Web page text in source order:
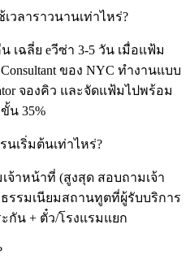
วลาราวนานเท่าไหร่?
เฉลี่ย eวีซ่า 3-5 วัน เมื่อแฟ้ม
ของ NYC ทำงานแบบ
จองคิว และจัดแฟ้มไปพร้อม
น 35%
นเริ่มต้นเท่าไหร่?
จ้าหน้าที่ (สูงสุด สอบถามเจ้า
รมเนียมสถานทูตที่ผู้รับบริการ
กัน + ตั๋ว/โรงแรมแยก